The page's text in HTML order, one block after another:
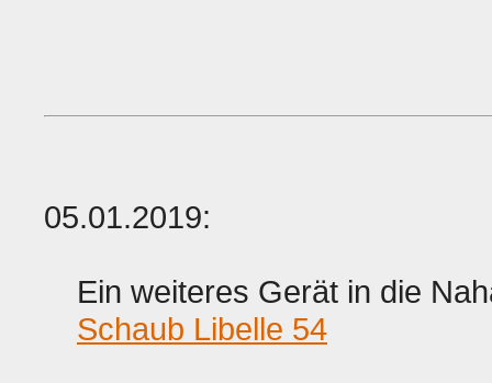
05.01.2019:
Ein weiteres Gerät in die
Schaub Libelle 54